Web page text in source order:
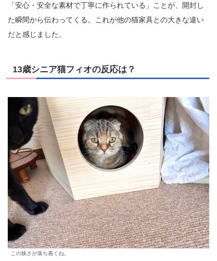
「安心・安全な素材で丁寧に作られている」ことが、開封し
た瞬間から伝わってくる。これが他の猫家具との大きな違い
だと感じました。
13歳シニア猫フィオの反応は？
この狭さが落ち着くね。